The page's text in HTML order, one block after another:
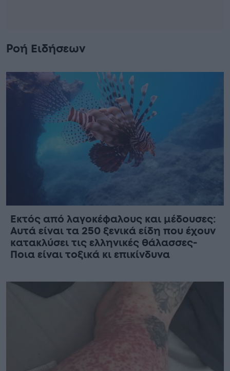
Ροή Ειδήσεων
Εκτός από λαγοκέφαλους και μέδουσες:
Aυτά είναι τα 250 ξενικά είδη που έχουν
κατακλύσει τις ελληνικές θάλασσες-
Ποια είναι τοξικά κι επικίνδυνα